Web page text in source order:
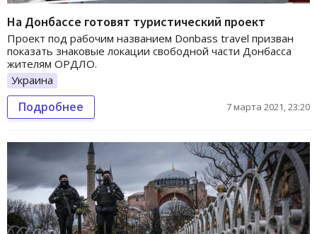
На Донбассе готовят туристический проект
Проект под рабочим названием Donbass travel призван
показать знаковые локации свободной части Донбасса
жителям ОРДЛО.
Украина
Подробнее 7 марта 2021, 23:20